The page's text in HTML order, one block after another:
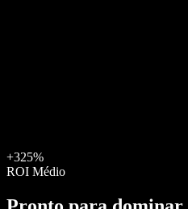
+325%
ROI Médio